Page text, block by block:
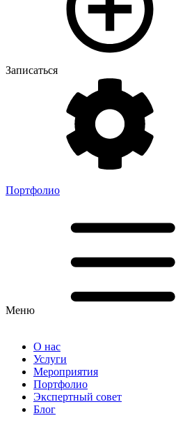
Записаться
Портфолио
Меню
О нас
Услуги
Мероприятия
Портфолио
Экспертный совет
Блог